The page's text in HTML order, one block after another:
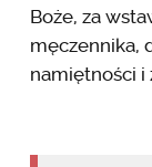
Boże, za
męczennika,
namiętności i